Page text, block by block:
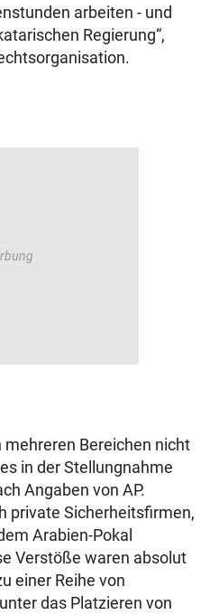
arbeiten - und
Regierung“,
Bereichen nicht
in der Stellungnahme
Angaben von AP.
private Sicherheitsfirmen,
Arabien-Pokal
Verstöße waren absolut
einer Reihe von
das Platzieren von